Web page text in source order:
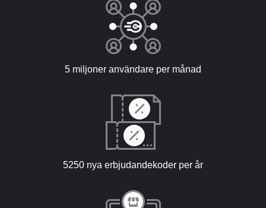
5 miljoner användare per månad
5250 nya erbjudandekoder per år